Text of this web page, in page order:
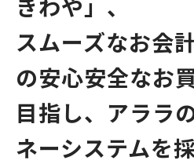
導入フ
活用シ
よくあるご
きわや」、
スムーズなお会
の安心安全なお
目指し、アララ
ネーシステムを